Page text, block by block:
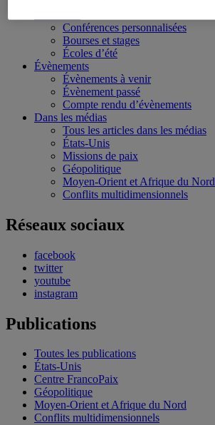
Conférences personnalisées
Bourses et stages
Écoles d’été
Évènements
Évènements à venir
Évènement passé
Compte rendu d’évènements
Dans les médias
Tous les articles dans les médias
États-Unis
Missions de paix
Géopolitique
Moyen-Orient et Afrique du Nord
Conflits multidimensionnels
Réseaux sociaux
facebook
twitter
youtube
instagram
Publications
Toutes les publications
États-Unis
Centre FrancoPaix
Géopolitique
Moyen-Orient et Afrique du Nord
Conflits multidimensionnels